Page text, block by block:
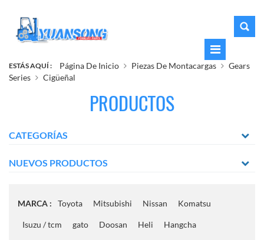
ESTÁS AQUÍ : Página De Inicio Piezas De Montacargas
Gears
Series
Cigüeñal
PRODUCTOS
CATEGORÍAS
NUEVOS PRODUCTOS
MARCA : Toyota Mitsubishi Nissan Komatsu
Isuzu / tcm gato Doosan Heli Hangcha